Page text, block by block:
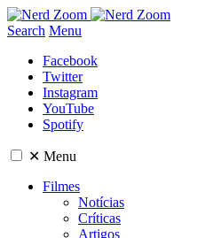
Search Menu
Facebook
Twitter
Instagram
YouTube
Spotify
✕ Menu
Filmes
Notícias
Críticas
Artigos